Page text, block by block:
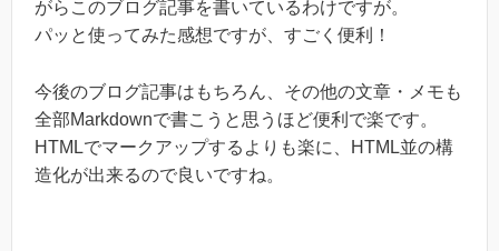
がらこのブログ記事を書いているわけですが。
パッと使ってみた感想ですが、すごく便利！
今後のブログ記事はもちろん、その他の文章・メモも
全部Markdownで書こうと思うほど便利で楽です。
HTMLでマークアップするよりも楽に、HTML並の構
造化が出来るので良いですね。